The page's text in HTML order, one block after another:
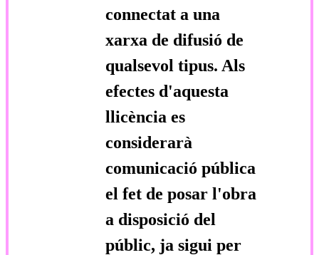
connectat a una
xarxa de difusió de
qualsevol tipus. Als
efectes d'aquesta
llicència es
considerarà
comunicació pública
el fet de posar l'obra
a disposició del
públic, ja sigui per